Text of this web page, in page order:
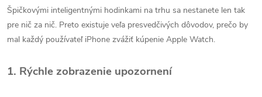
Špičkovými inteligentnými hodinkami na trhu sa nestanete len tak
pre nič za nič. Preto existuje veľa presvedčivých dôvodov, prečo by
mal každý používateľ iPhone zvážiť kúpenie Apple Watch.
1. Rýchle zobrazenie upozornení